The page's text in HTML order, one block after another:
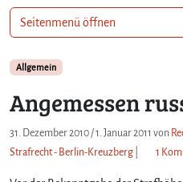
Allgemein
Angemessen
31. Dezember 2010 /1. Januar 2011 von
Strafrecht - Berlin-Kreuzberg
1
Seitenmenü öffnen